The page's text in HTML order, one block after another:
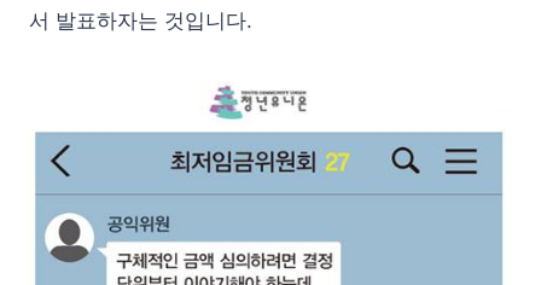
서 발표하자는 것입니다.